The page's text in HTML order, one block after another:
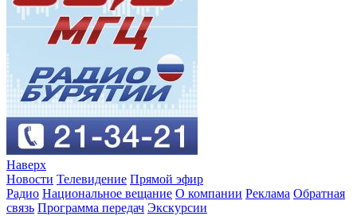
Наверх
Новости Телевидение Прямой эфир
Радио Национальное вещание О компании Реклама Обратная
связь Программа передач Экскурсии